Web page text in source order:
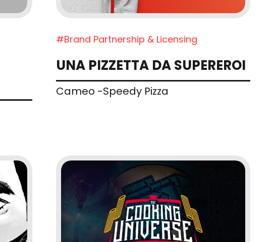
#Brand Partnership & Licensing
UNA PIZZETTA DA SUPEREROI
Cameo -Speedy Pizza